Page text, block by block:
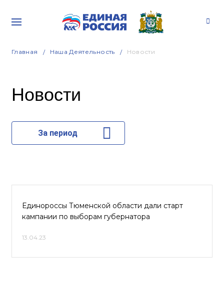
Главная Наша Деятельность Новости
Новости
За период
Единороссы Тюменской области дали старт
кампании по выборам губернатора
13.04.23